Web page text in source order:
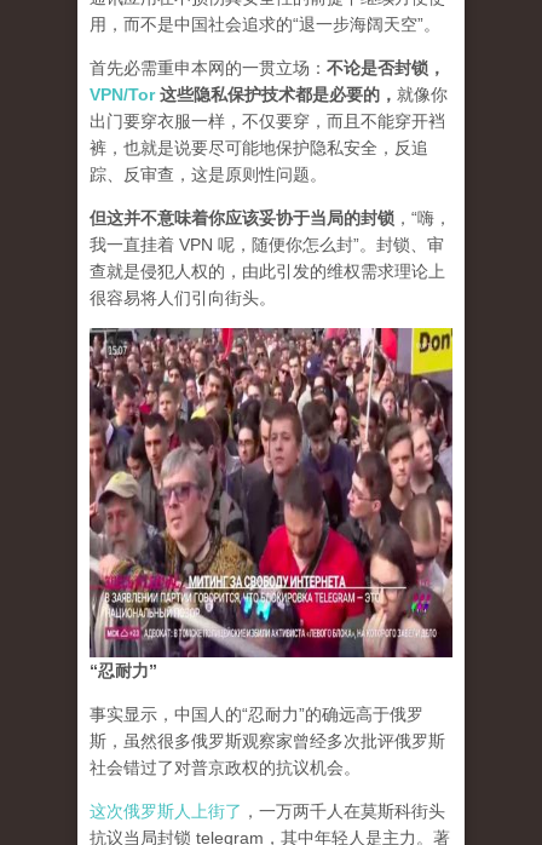
用，而不是中国社会追求的“退一步海阔天空”。
首先必需重申本网的一贯立场： 不论是否封锁，
VPN/Tor这些隐私保护技术都是必要的， 就像你
出门要穿衣服一样，不仅要穿，而且不能穿开裆
裤，也就是说要尽可能地保护隐私安全，反追
踪、反审查，这是原则性问题。
但这并不意味着你应该妥协于当局的封锁 ，“嗨，
我一直挂着 VPN 呢，随便你怎么封”。封锁、审
查就是侵犯人权的，由此引发的维权需求理论上
很容易将人们引向街头。
“忍耐力”
事实显示，中国人的“忍耐力”的确远高于俄罗
斯，虽然很多俄罗斯观察家曾经多次批评俄罗斯
社会错过了对普京政权的抗议机会。
这次俄罗斯人上街了 ，一万两千人在莫斯科街头
抗议当局封锁 telegram，其中年轻人是主力。著